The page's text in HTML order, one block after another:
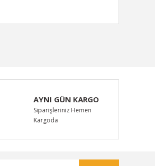
AYNI GÜN KARGO
Siparişleriniz Hemen
Kargoda